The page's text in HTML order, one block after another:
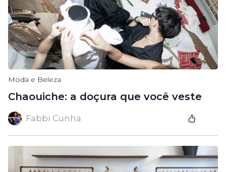
Moda e Beleza
Chaouiche: a doçura que você veste
Fabbi Cunha